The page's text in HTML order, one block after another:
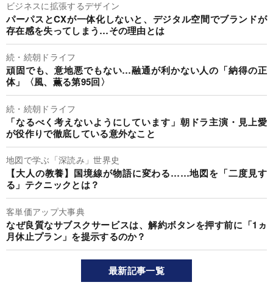
ビジネスに拡張するデザイン
パーパスとCXが一体化しないと、デジタル空間でブランドが
存在感を失ってしまう…その理由とは
続・続朝ドライフ
頑固でも、意地悪でもない…融通が利かない人の「納得の正
体」〈風、薫る第95回〉
続・続朝ドライフ
「なるべく考えないようにしています」朝ドラ主演・見上愛
が役作りで徹底している意外なこと
地図で学ぶ「深読み」世界史
【大人の教養】国境線が物語に変わる……地図を「二度見す
る」テクニックとは？
客単価アップ大事典
なぜ良質なサブスクサービスは、解約ボタンを押す前に「1ヵ
月休止プラン」を提示するのか？
最新記事一覧